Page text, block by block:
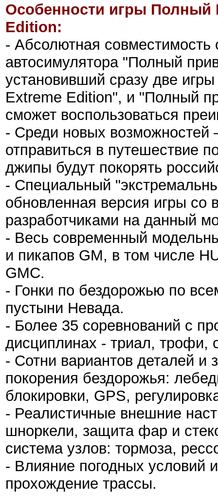
Особенности игры Полный
Edition:
- Абсолютная совместимость
автосимулятора "Полный
установивший сразу две
Extreme Edition", и "Полный
сможет воспользоваться
- Среди новых возможностей
отправиться в путешествие
джипы будут покорять
- Специальный
обновленная версия игры
разработчиками на данный
- Весь современный
и пикапов GM, в том числе
GMC.
- Гонки по бездорожью по
пустыни Невада.
- Более 35 соревнований с
дисциплинах - триал, трофи,
- Сотни вариантов деталей и
покорения бездорожья:
блокировки, GPS,
- Реалистичные внешние
шноркели, защита фар и
система узлов: тормоза,
- Влияние погодных условий
прохождение трассы.